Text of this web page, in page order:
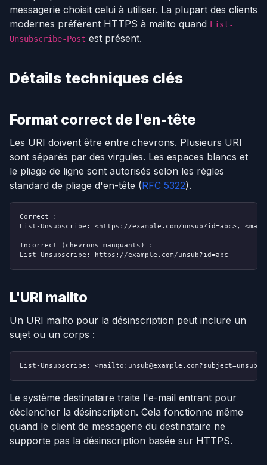
messagerie choisit celui à utiliser. La plupart des clients
modernes préfèrent HTTPS à mailto quand List-
Unsubscribe-Post est présent.
Détails techniques clés
Format correct de l'en-tête
Les URI doivent être entre chevrons. Plusieurs URI
sont séparés par des virgules. Les espaces blancs et
le pliage de ligne sont autorisés selon les règles
standard de pliage d'en-tête (RFC 5322).
Correct :
List-Unsubscribe: <https://example.com/unsub?id=abc>,
Incorrect (chevrons manquants) :
List-Unsubscribe: https://example.com/unsub?id=abc
L'URI mailto
Un URI mailto pour la désinscription peut inclure un
sujet ou un corps :
List-Unsubscribe:
Le système destinataire traite l'e-mail entrant pour
déclencher la désinscription. Cela fonctionne même
quand le client de messagerie du destinataire ne
supporte pas la désinscription basée sur HTTPS.